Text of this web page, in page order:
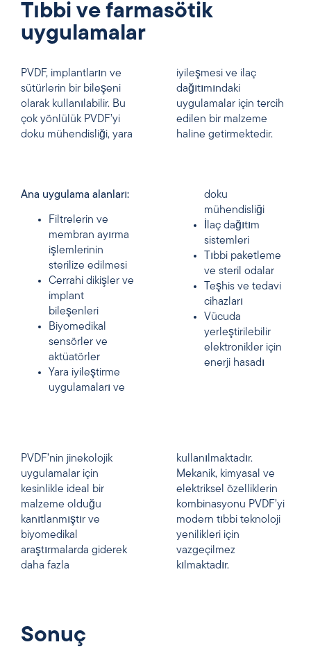
Tıbbi ve farmasötik
uygulamalar
PVDF, implantların ve
sütürlerin bir bileşeni
olarak kullanılabilir. Bu
çok yönlülük PVDF’yi
doku mühendisliği, yara
iyileşmesi ve ilaç
dağıtımındaki
uygulamalar için tercih
edilen bir malzeme
haline getirmektedir.
Ana uygulama alanları:
Filtrelerin ve
membran ayırma
işlemlerinin
sterilize edilmesi
Cerrahi dikişler ve
implant
bileşenleri
Biyomedikal
sensörler ve
aktüatörler
Yara iyileştirme
uygulamaları ve
doku
mühendisliği
İlaç dağıtım
sistemleri
Tıbbi paketleme
ve steril odalar
Teşhis ve tedavi
cihazları
Vücuda
yerleştirilebilir
elektronikler için
enerji hasadı
PVDF’nin jinekolojik
uygulamalar için
kesinlikle ideal bir
malzeme olduğu
kanıtlanmıştır ve
biyomedikal
araştırmalarda giderek
daha fazla
kullanılmaktadır.
Mekanik, kimyasal ve
elektriksel özelliklerin
kombinasyonu PVDF’yi
modern tıbbi teknoloji
yenilikleri için
vazgeçilmez
kılmaktadır.
Sonuç